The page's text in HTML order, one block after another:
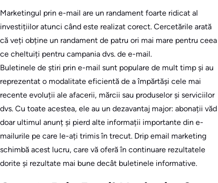
Marketingul prin e-mail are un randament foarte ridicat al
investițiilor atunci când este realizat corect. Cercetările arată
că veți obține un randament de patru ori mai mare pentru ceea
ce cheltuiți pentru campania dvs. de e-mail.
Buletinele de știri prin e-mail sunt populare de mult timp și au
reprezentat o modalitate eficientă de a împărtăși cele mai
recente evoluții ale afacerii, mărcii sau produselor și serviciilor
dvs. Cu toate acestea, ele au un dezavantaj major: abonații văd
doar ultimul anunț și pierd alte informații importante din e-
mailurile pe care le-ați trimis în trecut. Drip email marketing
schimbă acest lucru, care vă oferă în continuare rezultatele
dorite și rezultate mai bune decât buletinele informative.